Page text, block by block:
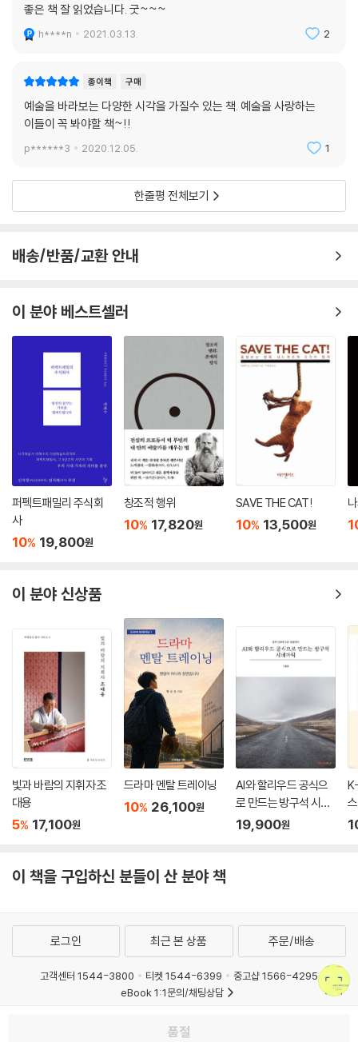
만, 그렇다고 그것이 황모(黃毛)가 되리라는 보장은 없다.”
---「제4장. 제도라는 맥락」중에서
모른다. 그런데 이때 여러분이 ‘예술’이라는 낱말을 평가적 의미로 사용하
지는 않았는지 생각해보라. 디키는 예술의 ‘분류적’의미에만 관심을 기울
이며 중립적 태도를 취했다. 바로 이런 의미에서 허스트의 작품은 감상을
위해 제시되었기 때문에 예술이다. 누군가 그 작품을 실제로 감상하는지
분이 허스트의 작품을 아무리 못마땅히 여기더라도, 제도론에 따르면 그것
꾸어놓은 것은 그 대상의 어떤 구체적이고 시각적인 특성이 아니라, 그 대
상이 지금까지 겪은 사건의 역사라는 데 있다.
셔먼의 사진들이 예술 작품이 되는 것은 대단히 역설적이게도 그 사진들의
외양 때문이 아니라, 그 사진들이 제시 맥락과 관련해 기능하는 방식과 그
사진들이 바로 그런 맥락(이나 셔먼과 그녀의 기존 작품)과의 관계를 통해
표현할 수 있는 종류의 생각 때문이다. 개별 사진과 그 사진들로 이루어진
최종 결과물의 관계도 이미지들 하나하나의 의미를 해석하는 데 중요하다.
무엇이 우연적 요소이고 무엇이 선택적 요소인지, 특정 이미지의 어떤 측
면이 사진가의 주된 관심사에 속하는지 등을 우리가 구별할 수 있는 것은
바로 그런 관계 때문이다. 셔먼의 사진들이 이런 방식으로 기능할 수 있고
해석될 수 있다는 것을 알고 나면, 우리가 관람객으로서 그 사진들을 어떻
게 다루고 감상할 수 있는지도 알게 된다. … 셔먼의 사진을 고찰한다고 해
서 ‘예술이란 무엇인가? ’라는 큰 물음에 답할 수 있는 것은 아니다. 하지만
셔먼의 사진을 예술 작품으로 만들어주는 것이 무엇이고, 그것이 그 사진
을 이해하는 데 어떤 영향을 주는지 생각해봄으로써 우리는 그녀의 작품을
---「제5장. 그래서 결론은?」중에서
좋은 책 잘 읽었습니다. 굿~~~
h****n 2021.03.13. 2
종이책 구매
예술을 바라보는 다양한 시각을 가질수 있는 책. 예술을 사랑하는
이들이 꼭 봐야할 책~!!
p******3 2020.12.05. 1
한줄평 전체보기
배송/반품/교환 안내
이 분야 베스트셀러
퍼펙트패밀리 주식회
사
10% 19,800원
창조적 행위
10% 17,820원
SAVE THE CAT!
10% 13,500원
이 분야 신상품
빛과 바람의 지휘자 조
대용
5% 17,100원
드라마 멘탈 트레이닝
10% 26,100원
AI와 할리우드 공식으
로 만드는 방구석 시네
마틱
19,900원
이 책을 구입하신 분들이 산 분야 책
품절
로그인 최근 본 상품 주문/배송
고객센터 1544-3800 티켓 1544-6399
중고샵 1566-4295
eBook 1:1문의/채팅상담
개인정보처리방침